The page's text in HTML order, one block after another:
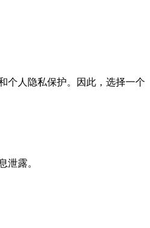
个人隐私保护。因此，选择一个
泄露。